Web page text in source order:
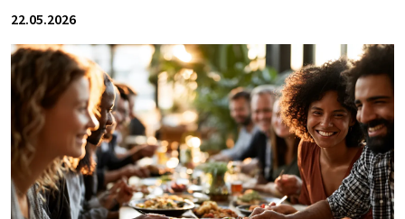
22.05.2026